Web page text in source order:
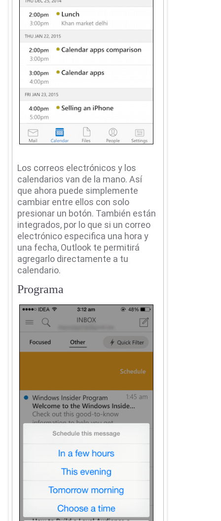
Los correos electrónicos y los
calendarios van de la mano.Así
que ahora puede simplemente
cambiar entre ellos con solo
presionar un botón. También están
integrados, por lo que si un correo
electrónico especifica una hora y
una fecha, Outlook te permitirá
agregarlo directamente a tu
calendario.
Programa